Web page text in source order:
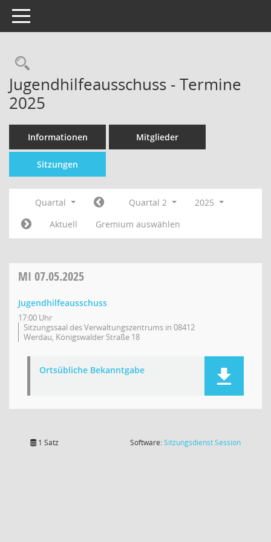
Toggle navigation
Jugendhilfeausschuss - Termine
2025
Informationen Mitglieder
Sitzungen
Quartal Quartal 2
2025
Aktuell
Gremium auswählen
MI 07.05.2025
Jugendhilfeausschuss
17:00 Uhr
Sitzungssaal des Verwaltungszentrums in 08412
Werdau, Königswalder Straße 18
Ortsübliche Bekanntgabe
1 Satz Software:SitzungsdienstSession(Wird in